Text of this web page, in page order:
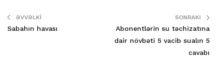
ƏVVƏLKI
Sabahın havası
SONRAKI
Abonentlərin su təchizatına
dair növbəti 5 vacib sualın 5
cavabı